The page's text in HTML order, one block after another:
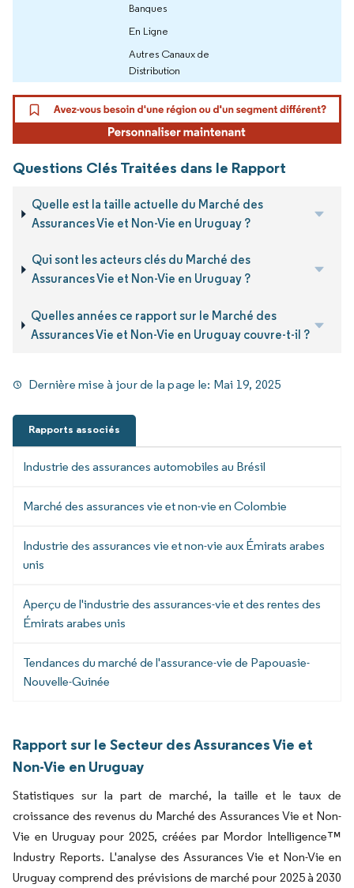
Banques
En Ligne
Autres Canaux de
Distribution
Questions Clés Traitées dans le Rapport
Quelle est la taille actuelle du Marché des
Assurances Vie et Non-Vie en Uruguay ?
Qui sont les acteurs clés du Marché des
Assurances Vie et Non-Vie en Uruguay ?
Quelles années ce rapport sur le Marché des
Assurances Vie et Non-Vie en Uruguay couvre-t-il ?
Dernière mise à jour de la page le: Mai 19, 2025
Rapports associés
Industrie des assurances automobiles au Brésil
Marché des assurances vie et non-vie en Colombie
Industrie des assurances vie et non-vie aux Émirats arabes
unis
Aperçu de l'industrie des assurances-vie et des rentes des
Émirats arabes unis
Tendances du marché de l'assurance-vie de Papouasie-
Nouvelle-Guinée
Rapport sur le Secteur des Assurances Vie et
Non-Vie en Uruguay
Statistiques sur la part de marché, la taille et le taux de
croissance des revenus du Marché des Assurances Vie et Non-
Vie en Uruguay pour 2025, créées par Mordor Intelligence™
Industry Reports. L'analyse des Assurances Vie et Non-Vie en
Uruguay comprend des prévisions de marché pour 2025 à 2030